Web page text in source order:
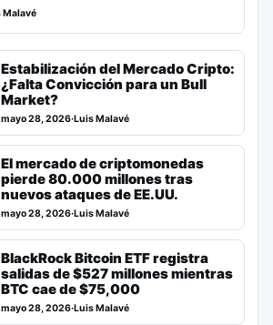
Malavé
Estabilización del Mercado Cripto:
¿Falta Convicción para un Bull
Market?
mayo 28, 2026·Luis Malavé
El mercado de criptomonedas
pierde 80.000 millones tras
nuevos ataques de EE.UU.
mayo 28, 2026·Luis Malavé
BlackRock Bitcoin ETF registra
salidas de $527 millones mientras
BTC cae de $75,000
mayo 28, 2026·Luis Malavé